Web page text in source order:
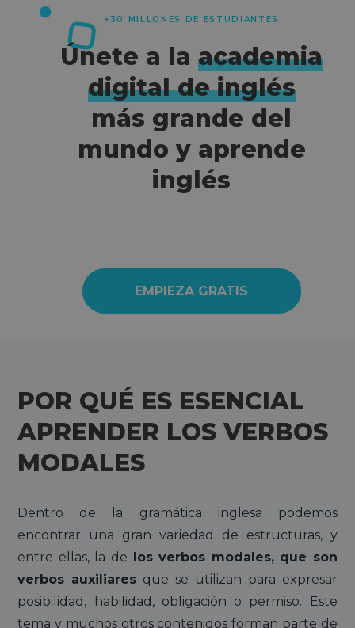
+30 MILLONES DE ESTUDIANTES
Únete a la academia
digital de inglés
más grande del
mundo y aprende
inglés
EMPIEZA GRATIS
POR QUÉ ES ESENCIAL
APRENDER LOS VERBOS
MODALES
Dentro de la gramática inglesa podemos
encontrar una gran variedad de estructuras, y
entre ellas, la de los verbos modales, que son
verbos auxiliares que se utilizan para expresar
posibilidad, habilidad, obligación o permiso. Este
tema y muchos otros contenidos forman parte de